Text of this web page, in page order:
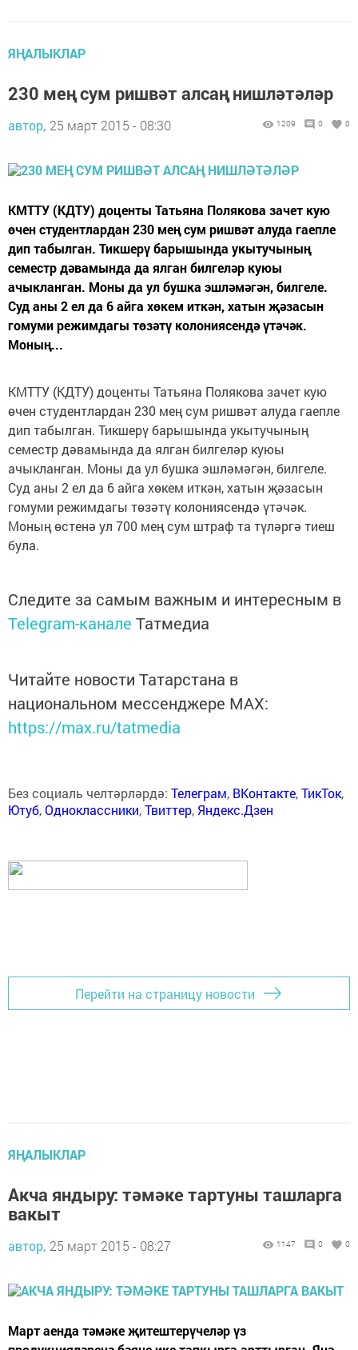
ЯҢАЛЫКЛАР
230 мең сум ришвәт алсаң нишләтәләр
автор, 25 март 2015 - 08:30 1209 0 0
КМТТУ (КДТУ) доценты Татьяна Полякова зачет кую
өчен студентлардан 230 мең сум ришвәт алуда гаепле
дип табылган. Тикшерү барышында укытучының
семестр дәвамында да ялган билгеләр куюы
ачыкланган. Моны да ул бушка эшләмәгән, билгеле.
Суд аны 2 ел да 6 айга хөкем иткән, хатын җәзасын
гомуми режимдагы төзәтү колониясендә үтәчәк.
Моның...
КМТТУ (КДТУ) доценты Татьяна Полякова зачет кую
өчен студентлардан 230 мең сум ришвәт алуда гаепле
дип табылган. Тикшерү барышында укытучының
семестр дәвамында да ялган билгеләр куюы
ачыкланган. Моны да ул бушка эшләмәгән, билгеле.
Суд аны 2 ел да 6 айга хөкем иткән, хатын җәзасын
гомуми режимдагы төзәтү колониясендә үтәчәк.
Моның өстенә ул 700 мең сум штраф та түләргә тиеш
була.
Следите за самым важным и интересным в
Telegram-канале Татмедиа
Читайте новости Татарстана в
национальном мессенджере MАХ:
https://max.ru/tatmedia
Без социаль челтәрләрдә: Телеграм, ВКонтакте,ТикТок,
Ютуб,Одноклассники,Твиттер, Яндекс.Дзен
Перейти на страницу новости
ЯҢАЛЫКЛАР
Акча яндыру: тәмәке тартуны ташларга
вакыт
автор, 25 март 2015 - 08:27 1147 0 0
Март аенда тәмәке җитештерүчеләр үз